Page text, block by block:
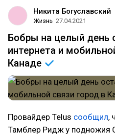
Никита Богуславский
Жизнь 27.04.2021
Бобры на целый день
интернета и
Канаде
Провайдер Telus сообщил,
Тамблер Ридж у подножия